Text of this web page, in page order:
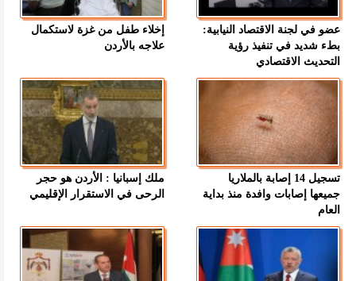
عضو في لجنة الاقتصاد النيابية:
بطء شديد في تنفيذ رؤية
التحديث الاقتصادي
إخلاء طفل من غزة لاستكمال
علاجه بالأردن
تسجيل 14 إصابة بالملاريا
جميعها إصابات وافدة منذ بداية
العام
ملك إسبانيا : الأردن هو حجر
الرحى في الاستقرار الإقليمي